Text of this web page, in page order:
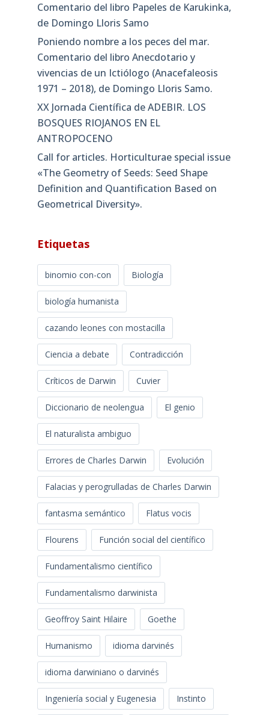
Comentario del libro Papeles de Karukinka,
de Domingo Lloris Samo
Poniendo nombre a los peces del mar.
Comentario del libro Anecdotario y
vivencias de un Ictiólogo (Anacefaleosis
1971 – 2018), de Domingo Lloris Samo.
XX Jornada Científica de ADEBIR. LOS
BOSQUES RIOJANOS EN EL
ANTROPOCENO
Call for articles. Horticulturae special issue
«The Geometry of Seeds: Seed Shape
Definition and Quantification Based on
Geometrical Diversity»​.
Etiquetas
binomio con-con Biología
biología humanista
cazando leones con mostacilla
Ciencia a debate Contradicción
Críticos de Darwin Cuvier
Diccionario de neolengua El genio
El naturalista ambiguo
Errores de Charles Darwin Evolución
Falacias y perogrulladas de Charles Darwin
fantasma semántico Flatus vocis
Flourens Función social del científico
Fundamentalismo científico
Fundamentalismo darwinista
Geoffroy Saint Hilaire Goethe
Humanismo idioma darvinés
idioma darwiniano o darvinés
Ingeniería social y Eugenesia Instinto